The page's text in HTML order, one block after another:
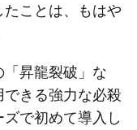
ことは、もはや
「昇龍裂破」な
できる強力な必殺
で初めて導入し